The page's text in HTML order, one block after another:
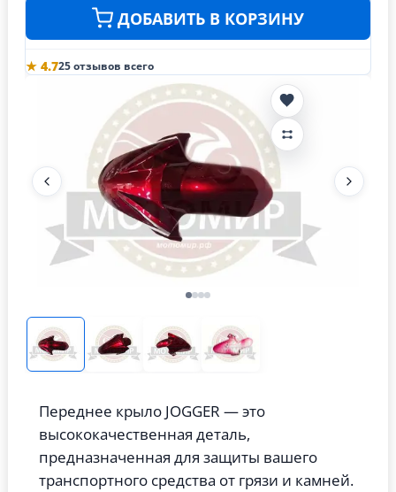
ДОБАВИТЬ В КОРЗИНУ
★ 4.725 отзывов всего
Переднее крыло JOGGER — это
высококачественная деталь,
предназначенная для защиты вашего
транспортного средства от грязи и камней.